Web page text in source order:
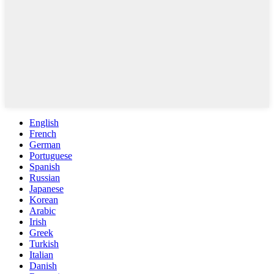
English
French
German
Portuguese
Spanish
Russian
Japanese
Korean
Arabic
Irish
Greek
Turkish
Italian
Danish